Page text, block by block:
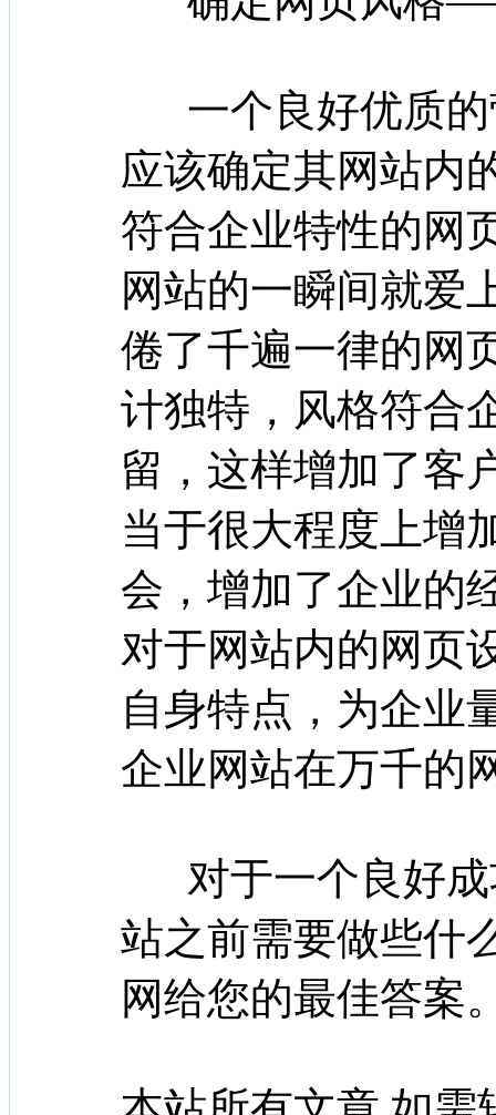
一个良好优质
应该确定其网站内
符合企业特性的网
网站的一瞬间就爱
倦了千遍一律的网
计独特，风格符合
留，这样增加了客
当于很大程度上增
会，增加了企业的
对于网站内的网页
自身特点，为企业
企业网站在万千的
对于一个良好
站之前需要做些什
网给您的最佳答案